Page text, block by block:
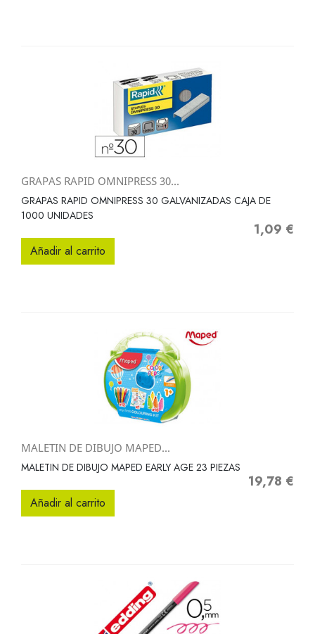
GRAPAS RAPID OMNIPRESS 30...
GRAPAS RAPID OMNIPRESS 30 GALVANIZADAS CAJA DE
1000 UNIDADES
Precio
1,09 €
Añadir al carrito
MALETIN DE DIBUJO MAPED...
MALETIN DE DIBUJO MAPED EARLY AGE 23 PIEZAS
Precio
19,78 €
Añadir al carrito